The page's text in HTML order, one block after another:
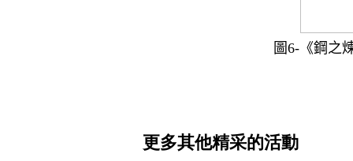
圖6-《鋼之
更多其他精采的活動